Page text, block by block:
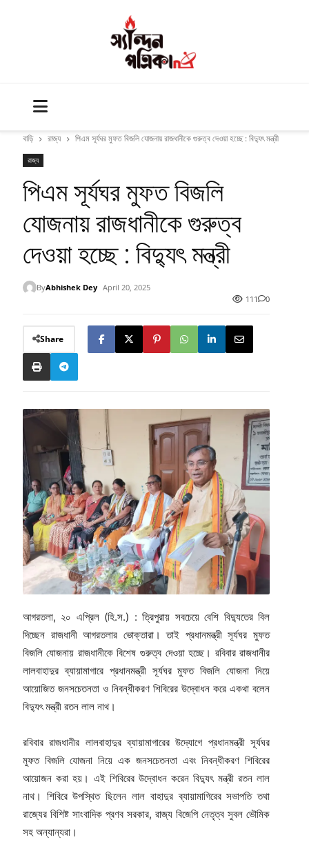
বাড়ি রাজ্য পিএম সূর্যঘর মুফত বিজলি যোজনায় রাজধানীকে গুরুত্ব দেওয়া হচ্ছে : বিদ্যুৎ মন্ত্রী
রাজ্য
পিএম সূর্যঘর মুফত বিজলি
যোজনায় রাজধানীকে গুরুত্ব
দেওয়া হচ্ছে : বিদ্যুৎ মন্ত্রী
ByAbhishek Dey April 20, 2025
111
0
Share
আগরতলা, ২০ এপ্রিল (হি.স.) : ত্রিপুরায় সবচেয়ে বেশি বিদ্যুতের বিল
দিচ্ছেন রাজধানী আগরতলার ভোক্তারা। তাই প্রধানমন্ত্রী সূর্যঘর মুফত
বিজলি যোজনায় রাজধানীকে বিশেষ গুরুত্ব দেওয়া হচ্ছে। রবিবার রাজধানীর
লালবাহাদুর ব্যায়ামাগারে প্রধানমন্ত্রী সূর্যঘর মুফত বিজলি যোজনা নিয়ে
আয়োজিত জনসচেতনতা ও নিবন্ধীকরণ শিবিরের উদ্বোধন করে একথা বলেন
বিদ্যুৎ মন্ত্রী রতন লাল নাথ।
রবিবার রাজধানীর লালবাহাদুর ব্যায়ামাগারের উদ্যোগে প্রধানমন্ত্রী সূর্যঘর
মুফত বিজলি যোজনা নিয়ে এক জনসচেতনতা এবং নিবন্ধীকরণ শিবিরের
আয়োজন করা হয়। এই শিবিরের উদ্বোধন করেন বিদ্যুৎ মন্ত্রী রতন লাল
নাথ। শিবিরে উপস্থিত ছিলেন লাল বাহাদুর ব্যায়ামাগিরের সভাপতি তথা
রাজ্যের বিশিষ্ট সাংবাদিক প্রণব সরকার, রাজ্য বিজেপি নেতৃত্ব সুবল ভৌমিক
সহ অন্যান্যরা।